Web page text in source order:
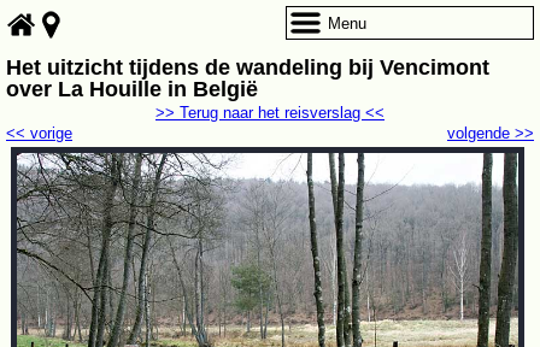
Het uitzicht tijdens de wandeling bij Vencimont
over La Houille in België
volgende >>
<< vorige
>> Terug naar het reisverslag <<
Menu